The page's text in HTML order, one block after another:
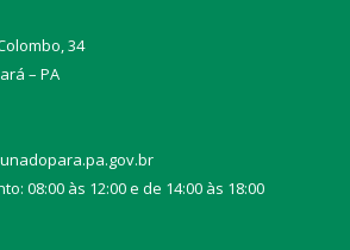
34
– PA
08:00 às 12:00 e de 14:00 às 18:00